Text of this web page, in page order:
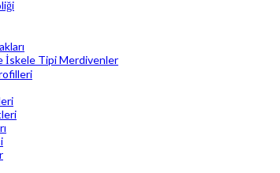
İskele Tipi Merdivenler